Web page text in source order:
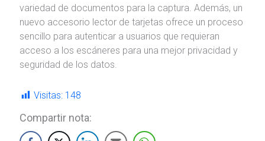
variedad de documentos para la captura. Además, un
nuevo accesorio lector de tarjetas ofrece un proceso
sencillo para autenticar a usuarios que requieran
acceso a los escáneres para una mejor privacidad y
seguridad de los datos.
Visitas: 148
Compartir nota: